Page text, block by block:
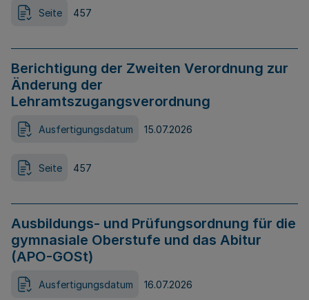
Seite 457
Berichtigung der Zweiten Verordnung zur
Änderung der
Lehramtszugangsverordnung
Ausfertigungsdatum 15.07.2026
Seite 457
Ausbildungs- und Prüfungsordnung für die
gymnasiale Oberstufe und das Abitur
(APO-GOSt)
Ausfertigungsdatum 16.07.2026